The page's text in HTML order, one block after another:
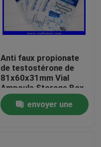
Anti faux propionate
de testostérone de
81x60x31mm Vial
Ampoule Storage Box
For 1ml
envoyer une